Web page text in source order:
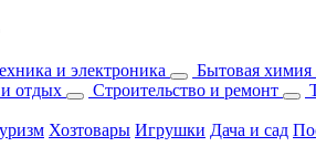
и электроника Бытовая химия
отдых Строительство и ремонт
Хозтовары Игрушки Дача и сад